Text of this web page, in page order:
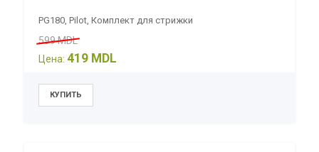
PG180, Pilot, Комплект для стрижки
599 MDL
Цена: 419 MDL